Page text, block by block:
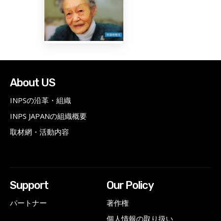
About US
INPSの沿革・組織
INPS JAPANの組織概要
取材網・活動内容
Support
パートナー
Our Policy
著作権
個人情報の取り扱い